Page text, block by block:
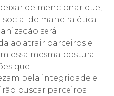
de mencionar que,
de maneira ética
será
ao atrair parceiros e
essa mesma postura.
que
pela integridade e
buscar parceiros